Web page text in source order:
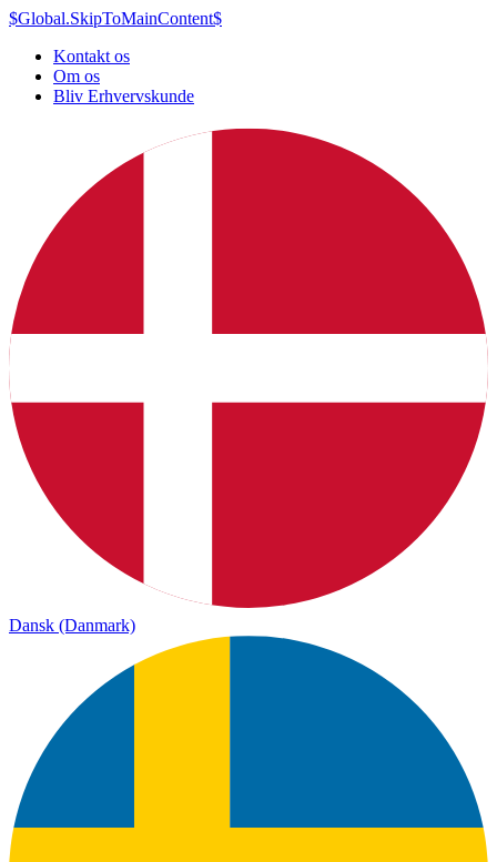
$Global.SkipToMainContent$
Kontakt os
Om os
Bliv Erhvervskunde
Dansk (Danmark)